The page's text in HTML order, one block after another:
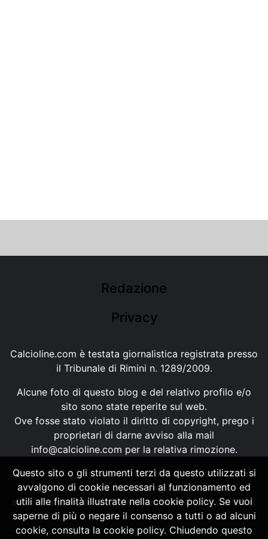
Redazione
Privacy
Calcioline.com è testata giornalistica registrata presso
il Tribunale di Rimini n. 1289/2009.
Alcune foto di questo blog e del relativo profilo e/o
sito sono state reperite sul web.
Ove fosse stato violato il diritto di copyright, prego i
proprietari di darne avviso alla mail
info@calcioline.com per la relativa rimozione.
Ogni testo e foto di proprietà di Calcioline.com non
possono essere copiati o riprodotti, senza
autorizzazione, ai sensi della normativa n.29 del 2001.
Questo sito o gli strumenti terzi da questo utilizzati si
avvalgono di cookie necessari al funzionamento ed
utili alle finalità illustrate nella cookie policy. Se vuoi
saperne di più o negare il consenso a tutti o ad alcuni
cookie, consulta la cookie policy. Chiudendo questo